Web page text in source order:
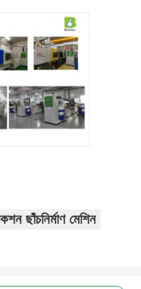
ছাঁচনির্মাণ মেশিন